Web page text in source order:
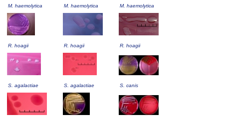
M. haemolytica M. haemolytica M. haemolytica
R. hoagii R. hoagii R. hoagii
S. agalactiae S. agalactiae S. canis